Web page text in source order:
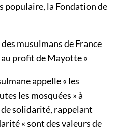
populaire, la Fondation de
musulmans de France
profit de Mayotte »
appelle « les
les mosquées » à
solidarité, rappelant
« sont des valeurs de